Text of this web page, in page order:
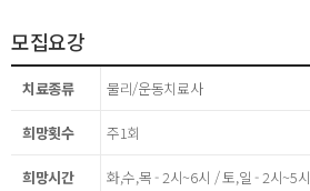
모집요강
치료종류 물리/운동치료사
희망횟수 주1회
희망시간 화,수,목 - 2시~6시 / 토,일 - 2시~5시